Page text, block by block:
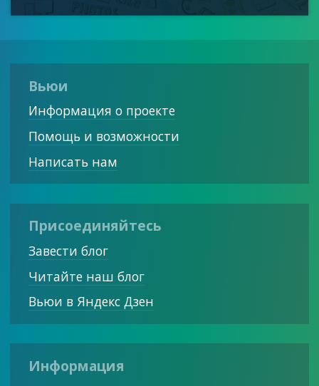
Вьюи
Информация о проекте
Помощь и возможности
Написать нам
Присоединяйтесь
Завести блог
Читайте наш блог
Вьюи в Яндекс Дзен
Информация